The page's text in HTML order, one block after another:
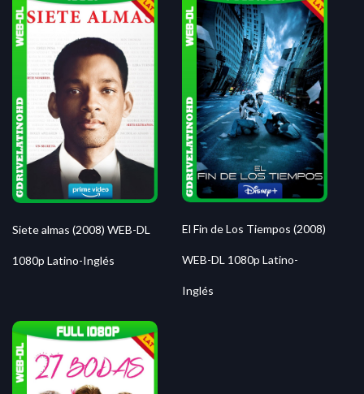
Siete almas (2008) WEB-DL
1080p Latino-Inglés
El Fin de Los Tiempos (2008)
WEB-DL 1080p Latino-
Inglés